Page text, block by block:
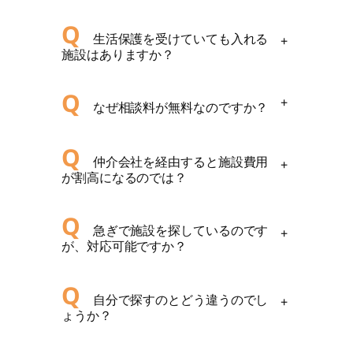
Q 生活保護を受けていても入れる
施設はありますか？
+
Q なぜ相談料が無料なのですか？ +
Q 仲介会社を経由すると施設費用
が割高になるのでは？
+
Q 急ぎで施設を探しているのです
が、対応可能ですか？
+
Q 自分で探すのとどう違うのでし
ょうか？
+